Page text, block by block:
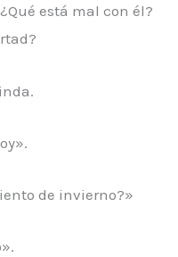
está mal con él?
de invierno?»